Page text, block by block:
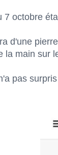
7 octobre
d'une
la main sur
pas